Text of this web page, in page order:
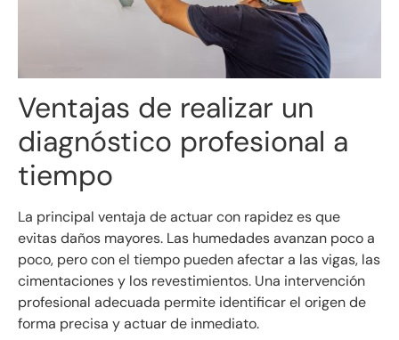
Ventajas de realizar un
diagnóstico profesional a
tiempo
La principal ventaja de actuar con rapidez es que
evitas daños mayores. Las humedades avanzan poco a
poco, pero con el tiempo pueden afectar a las vigas, las
cimentaciones y los revestimientos. Una intervención
profesional adecuada permite identificar el origen de
forma precisa y actuar de inmediato.